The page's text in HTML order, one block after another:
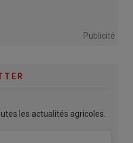
Publicité
les actualités agricoles.